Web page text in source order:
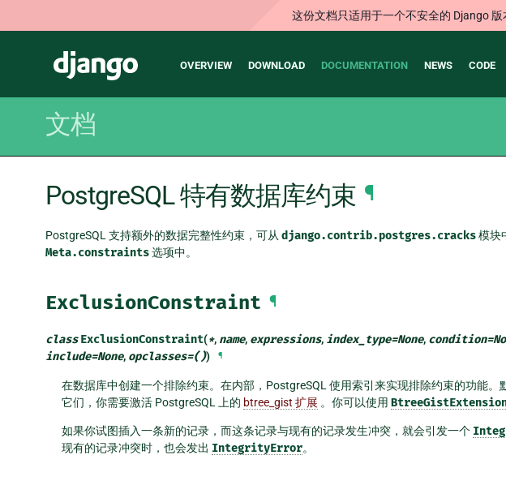
这份文档只适用于一个不安全的 Django
Django
Main
OVERVIEW DOWNLOAD DOCUMENTATION NEWS CODE
文档
PostgreSQL 特有数据库约束 ¶
PostgreSQL 支持额外的数据完整性约束，可从 django.contrib.postgres.cracks模块
Meta.constraints选项中。
ExclusionConstraint ¶
class ExclusionConstraint(*, name, expressions, index_type=None, condition=
include=None, opclasses=()) ¶
在数据库中创建一个排除约束。在内部，PostgreSQL 使用索引来实现排除约束的功能。
它们，你需要激活 PostgreSQL 上的 btree_gist 扩展 。你可以使用
如果你试图插入一条新的记录，而这条记录与现有的记录发生冲突，就会引发一个
现有的记录冲突时，也会发出 IntegrityError。